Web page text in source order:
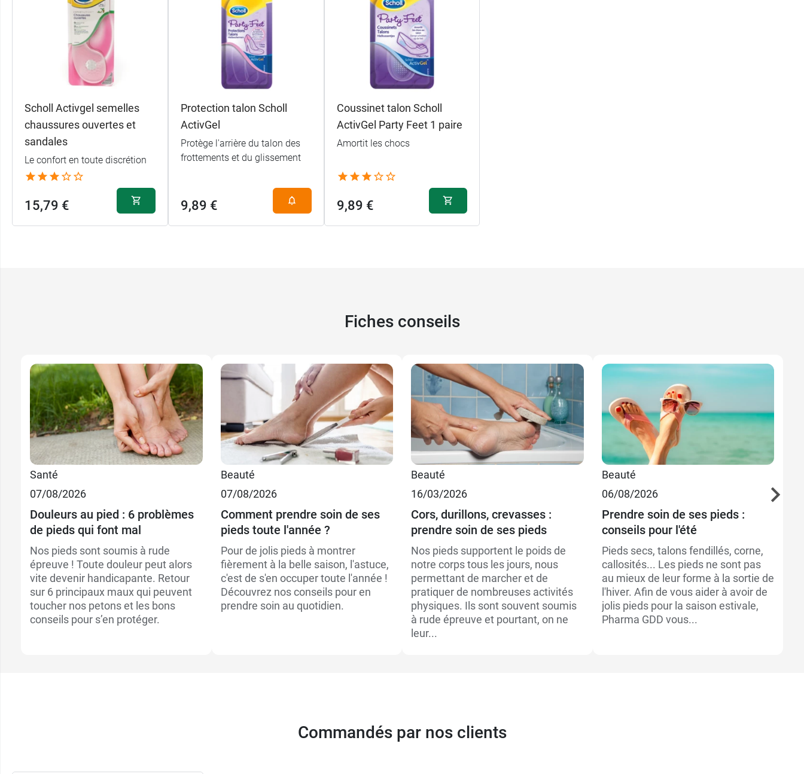
Scholl Activgel semelles
chaussures ouvertes et
sandales
Le confort en toute discrétion
15,79 €
Protection talon Scholl
ActivGel
Protège l'arrière du talon des
frottements et du glissement
9,89 €
Coussinet talon Scholl
ActivGel Party Feet 1 paire
Amortit les chocs
9,89 €
Fiches conseils
Santé
07/08/2026
Douleurs au pied : 6 problèmes
de pieds qui font mal
Nos pieds sont soumis à rude
épreuve ! Toute douleur peut alors
vite devenir handicapante. Retour
sur 6 principaux maux qui peuvent
toucher nos petons et les bons
conseils pour s’en protéger.
Beauté
07/08/2026
Comment prendre soin de ses
pieds toute l'année ?
Pour de jolis pieds à montrer
fièrement à la belle saison, l'astuce,
c'est de s'en occuper toute l'année !
Découvrez nos conseils pour en
prendre soin au quotidien.
Beauté
16/03/2026
Cors, durillons, crevasses :
prendre soin de ses pieds
Nos pieds supportent le poids de
notre corps tous les jours, nous
permettant de marcher et de
pratiquer de nombreuses activités
physiques. Ils sont souvent soumis
à rude épreuve et pourtant, on ne
leur...
Beauté
06/08/2026
Prendre soin de ses pieds :
conseils pour l'été
Pieds secs, talons fendillés, corne,
callosités... Les pieds ne sont pas
au mieux de leur forme à la sortie de
l'hiver. Afin de vous aider à avoir de
jolis pieds pour la saison estivale,
Pharma GDD vous...
Commandés par nos clients